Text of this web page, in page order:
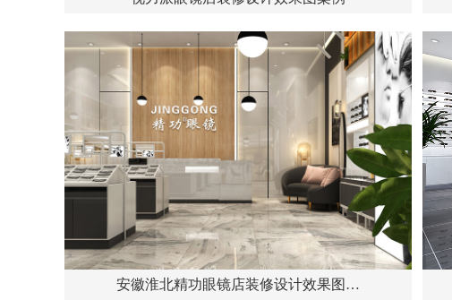
安徽淮北精功眼镜店装修设计效果图…